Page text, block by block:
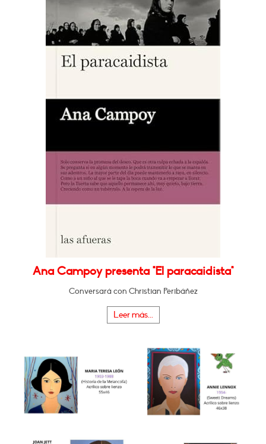
Ana Campoy presenta "El paracaidista"
Conversará con Christian Peribáñez
Leer más...